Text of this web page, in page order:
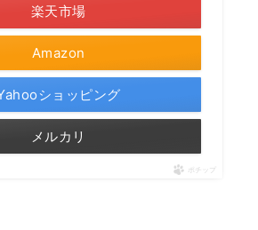
Amazon
楽天市場
ショッピング
メルカリ
ポチップ